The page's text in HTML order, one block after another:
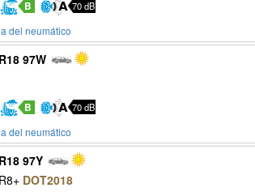
B 70 dB
del neumático
97W
B 70 dB
del neumático
97Y
DOT2018